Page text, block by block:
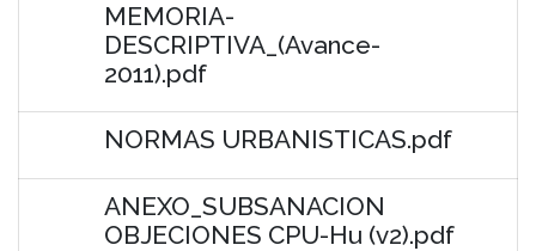
MEMORIA-
DESCRIPTIVA_(Avance-
2011).pdf
NORMAS URBANISTICAS.pdf
ANEXO_SUBSANACION
OBJECIONES CPU-Hu (v2).pdf